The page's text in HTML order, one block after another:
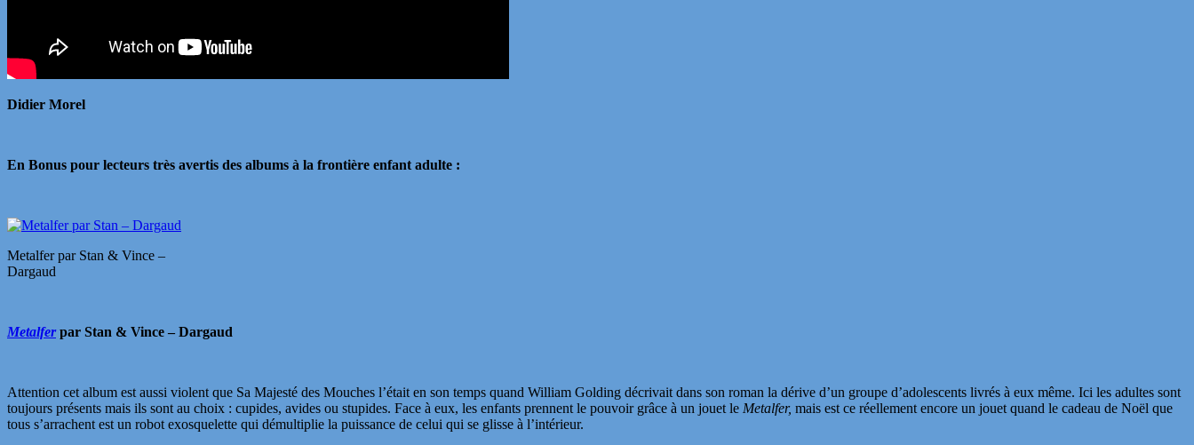
Didier Morel
En Bonus pour lecteurs très avertis des albums à la frontière enfant adulte :
Metalfer par Stan & Vince –
Dargaud
Metalferpar Stan & Vince – Dargaud
Attention cet album est aussi violent que Sa Majesté des Mouches l’était en son temps quand William Golding décrivait dans son roman la dérive d’un groupe d’adolescents livrés à eux même. Ici les adultes sont
toujours présents mais ils sont au choix : cupides, avides ou stupides. Face à eux, les enfants prennent le pouvoir grâce à un jouet le Metalfer, mais est ce réellement encore un jouet quand le cadeau de Noël que
tous s’arrachent est un robot exosquelette qui démultiplie la puissance de celui qui se glisse à l’intérieur.